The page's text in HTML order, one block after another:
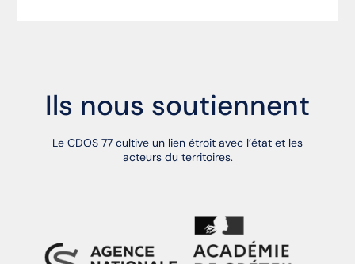
Ils nous soutiennent
Le CDOS 77 cultive un lien étroit avec l’état et les
acteurs du territoires.